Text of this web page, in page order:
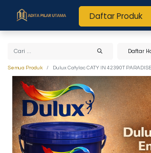
Daftar Produk
Daftar
Semua Produk Dulux Catylac CATY IN 42390T PARADISE